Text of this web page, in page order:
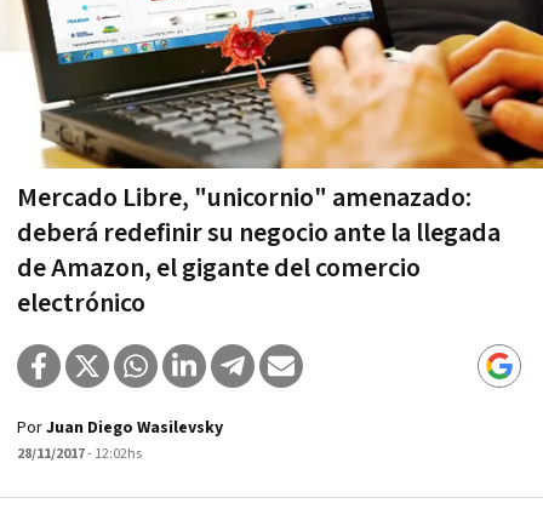
Mercado Libre, "unicornio" amenazado:
deberá redefinir su negocio ante la llegada
de Amazon, el gigante del comercio
electrónico
PorJuan Diego Wasilevsky
28/11/2017- 12:02hs